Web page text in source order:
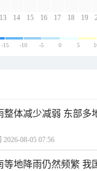
13 14 15 16 17 18 19
-15 -10 -5 0 5
整体减少减弱 东部多
2026-08-05 07:56
等地降雨仍然频繁 我